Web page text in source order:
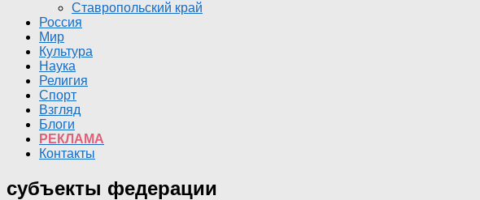
Ставропольский край
Россия
Мир
Культура
Наука
Религия
Спорт
Взгляд
Блоги
РЕКЛАМА
Контакты
субъекты федерации